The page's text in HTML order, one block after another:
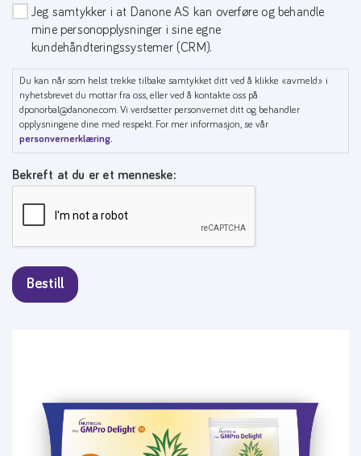
Kunderelationer
Jeg samtykker i at Danone AS kan overføre og behandle
mine personopplysninger i sine egne
kundehåndteringssystemer (CRM).
Du kan når som helst trekke tilbake samtykket ditt ved å klikke «avmeld» i
nyhetsbrevet du mottar fra oss, eller ved å kontakte oss på
dpo.norbal@danone.com. Vi verdsetter personvernet ditt og behandler
opplysningene dine med respekt. For mer informasjon, se vår
personvernerklæring.
Bekreft at du er et menneske: